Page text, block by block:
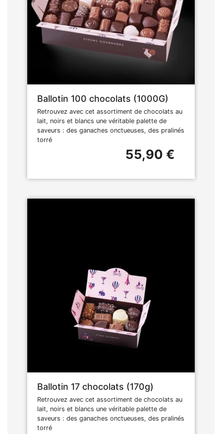
Ballotin 100 chocolats (1000G)
Retrouvez avec cet assortiment de chocolats au
lait, noirs et blancs une véritable palette de
saveurs : des ganaches onctueuses, des pralinés
torré
55,90 €
Ballotin 17 chocolats (170g)
Retrouvez avec cet assortiment de chocolats au
lait, noirs et blancs une véritable palette de
saveurs : des ganaches onctueuses, des pralinés
torré